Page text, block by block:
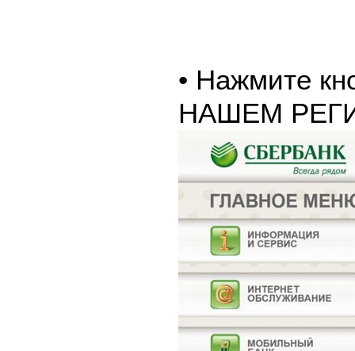
• Нажмите
НАШЕМ